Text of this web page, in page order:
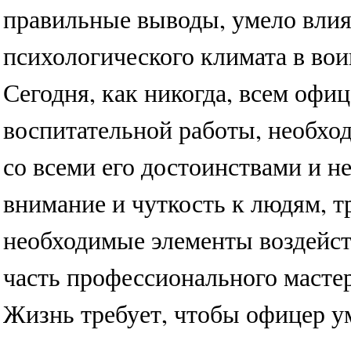
правильные выводы, умело
психологического климата в
Сегодня, как никогда, всем
воспитательной работы,
со всеми его достоинствами и
внимание и чуткость к людям,
необходимые элементы
часть профессионального
Жизнь требует, чтобы офицер